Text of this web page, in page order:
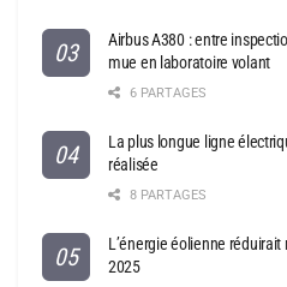
Airbus A380 : entre
mue en laboratoire volant
6 PARTAGES
La plus longue ligne
réalisée
8 PARTAGES
L’énergie éolienne
2025